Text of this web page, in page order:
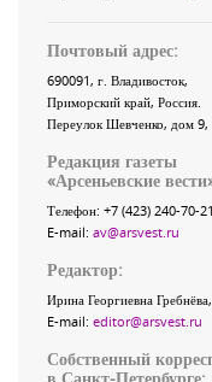
Почтовый адрес:
690091, г. Владивосток,
Приморский край, Россия
Переулок Шевченко, дом 9,
Редакция газеты
«Арсеньевские вести
Телефон: +7 (423) 240-70-21
E-mail: av@arsvest.ru
Редактор:
Ирина Георгиевна Гребнёва,
E-mail: editor@arsvest.ru
Собственный